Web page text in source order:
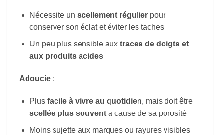
Nécessite un scellement régulierpour
conserver son éclat et éviter les taches
Un peu plus sensible aux traces de doigts et
aux produits acides
Adoucie :
Plus facile à vivre au quotidien, mais doit être
scellée plus souventà cause de sa porosité
Moins sujette aux marques ou rayures visibles